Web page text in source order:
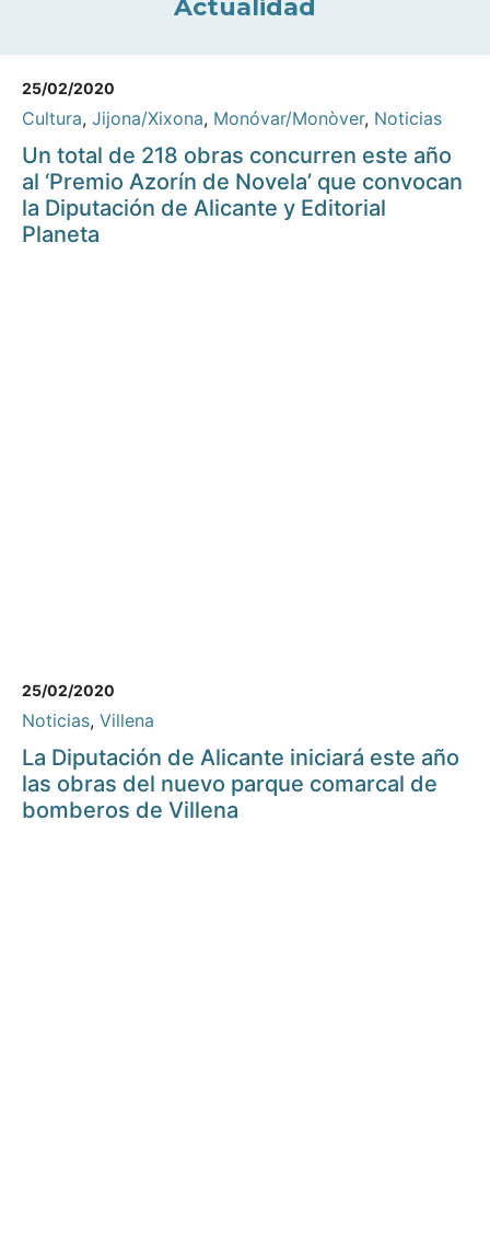
Actualidad
25/02/2020
Cultura, Jijona/Xixona, Monóvar/Monòver, Noticias
Un total de 218 obras concurren este año
al ‘Premio Azorín de Novela’ que convocan
la Diputación de Alicante y Editorial
Planeta
25/02/2020
Noticias, Villena
La Diputación de Alicante iniciará este año
las obras del nuevo parque comarcal de
bomberos de Villena